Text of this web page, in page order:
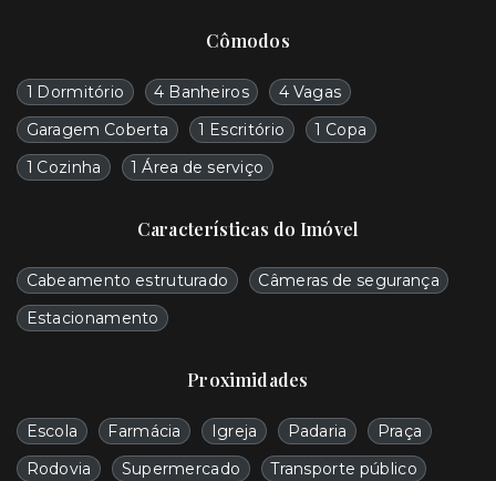
Cômodos
1 Dormitório 4 Banheiros
4 Vagas
Garagem Coberta
1 Escritório
1 Copa
1 Cozinha
1 Área de serviço
Características do Imóvel
Cabeamento estruturado
Câmeras de segurança
Estacionamento
Proximidades
Escola Farmácia Igreja Padaria
Praça
Rodovia
Supermercado Transporte público